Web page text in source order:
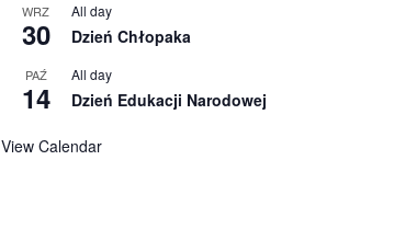
WRZ
30
All day
Dzień Chłopaka
PAŹ
14
All day
Dzień Edukacji Narodowej
View Calendar